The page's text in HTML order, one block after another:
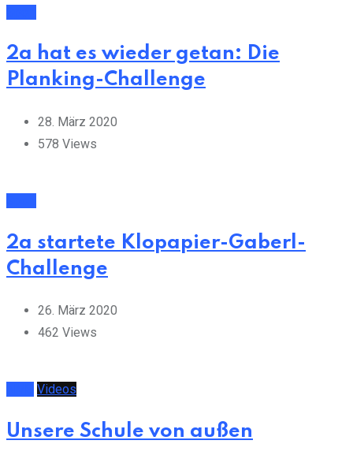
2a hat es wieder getan: Die
Planking-Challenge
28. März 2020
578 Views
2a startete Klopapier-Gaberl-
Challenge
26. März 2020
462 Views
Videos
Unsere Schule von außen